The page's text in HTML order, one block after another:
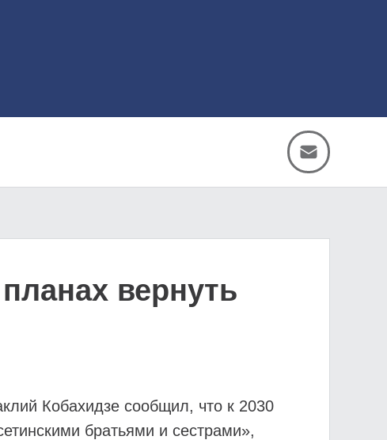
вернуть
Кобахидзе сообщил, что к 2030
братьями и сестрами»,